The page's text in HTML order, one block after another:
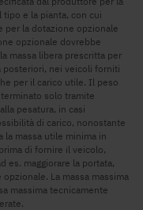
e la pianta, con cui
per la dotazione opzionale
opzionale dovrebbe
massa libera prescritta per
posteriori, nei veicoli forniti
per il carico utile. Il peso
solo tramite
pesatura, in casi
di carico, nonostante
la massa utile minima in
di fornire il veicolo,
es. maggiorare la portata,
La massa massima
massima tecnicamente